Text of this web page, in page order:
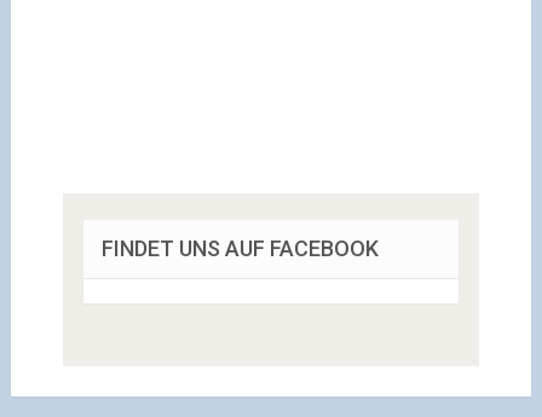
FINDET UNS AUF FACEBOOK